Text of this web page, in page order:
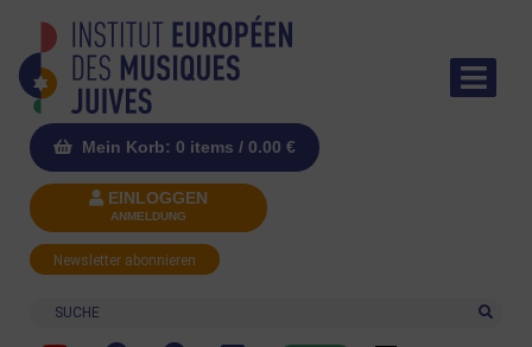
Mein Korb: 0 items / 0.00 €
EINLOGGEN
ANMELDUNG
Newsletter abonnieren
Suche